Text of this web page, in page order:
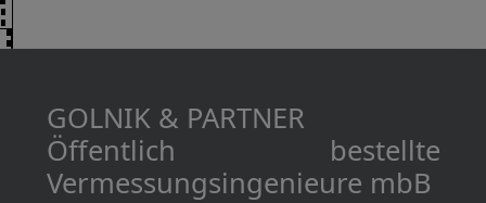
GOLNIK & PARTNER
Öffentlich bestellte
Vermessungs­­ingenieure mbB